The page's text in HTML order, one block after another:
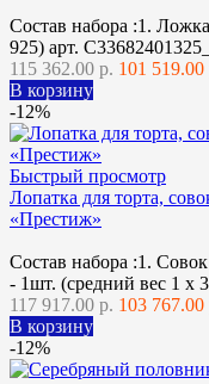
Состав набора :1.
925) арт.
115 362.00 р. 101 519.00
В корзину
-12%
Быстрый просмотр
Лопатка для торта,
«Престиж»
Состав набора :1.
- 1шт. (средний вес 1 х
117 917.00 р. 103 767.00
В корзину
-12%